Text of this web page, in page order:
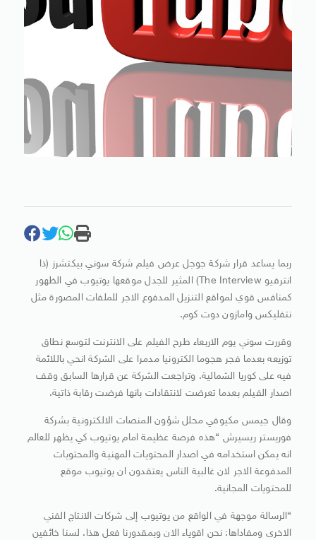
ربما يساعد قرار شركة جوجل عرض فيلم شركة سوني بيكتشرز (ذا
انترفيو ‭The Interview‬) المثير للجدل موقعها يوتيوب في الظهور
كمنافس قوي لمواقع التنزيل المدفوع الاجر للملفات المصورة مثل
نتفليكس وامازون دوت كوم.
وقررت سوني يوم الاربعاء طرح الفيلم على الانترنت لتوسع نطاق
توزيعه بعدما فجر هجوما الكترونيا مدمرا على الشركة انحي باللائمة
فيه على كوريا الشمالية. وتراجعت الشركة عن قرارها السابق وقف
اصدار الفيلم بعدما تعرضت لانتقادات بانها فرضت رقابة ذاتية.
وقال جيمس مكيوفي محلل شؤون المنصات الالكترونية بشركة
فوريستر ريسيرش “هذه فرصة عظيمة امام يوتيوب كي يظهر للعالم
انه يمكن استخدامه في اصدار المحتويات المهنية والمحتويات
المدفوعة الاجر لان غالبية الناس يعتقدون ان يوتيوب موقع
للمحتويات المجانية.
“الرسالة موجهة في الواقع من يوتيوب إلى شركات الانتاج الفني
الاخرى ومفاداها: نحن اقوياء الان وبمقدورنا فعل هذا. لسنا خائفين